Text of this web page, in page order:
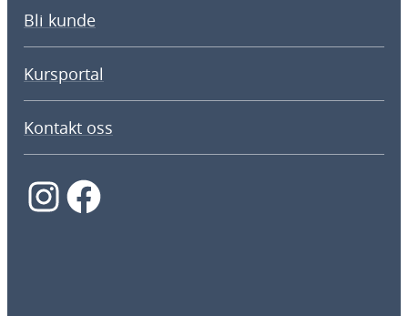
Bli kunde
Kursportal
Kontakt oss
InstagramFacebook